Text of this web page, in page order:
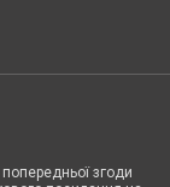
згоди